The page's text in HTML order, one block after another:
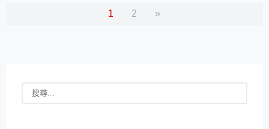
1 2 »